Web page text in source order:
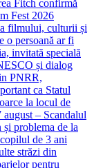
Fitch confirmă
Fest 2026
filmului, culturii și
o persoană ar fi
invitată specială
și dialog
PNRR,
ca Statul
la locul de
– Scandalul
problema de la
de 3 ani
străzi din
pentru